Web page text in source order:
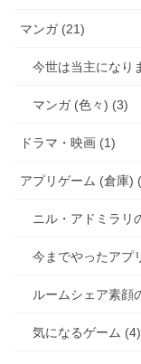
マンガ (21)
今世は当主になり
マンガ (色々) (3)
ドラマ・映画 (1)
アプリゲーム (倉庫)
ニル・アドミラリ
今までやったアプ
ルームシェア素顔
気になるゲーム (4)